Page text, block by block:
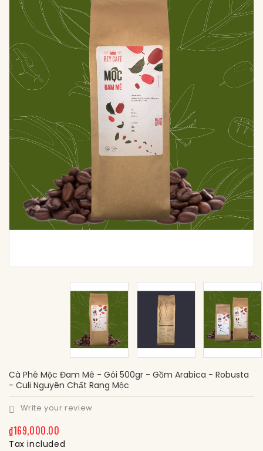
Cà Phê Mộc Đam Mê - Gói 500gr - Gồm Arabica - Robusta
- Culi Nguyên Chất Rang Mộc
 Write your review
₫169,000.00
Tax included